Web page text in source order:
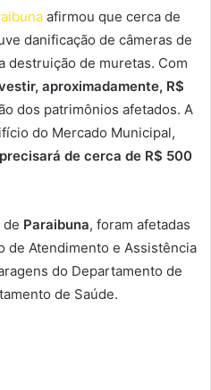
afirmou que cerca de
danificação de câmeras de
destruição de muretas. Com
aproximadamente, R$
dos patrimônios afetados. A
do Mercado Municipal,
precisará de cerca de R$ 500
de Paraibuna, foram afetadas
de Atendimento e Assistência
do Departamento de
de Saúde.